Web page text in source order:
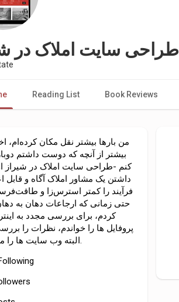
طراحی سایت املاک در
Reading List Book Reviews
من بارها بیشتر نقل مکان کرده‌ام،
بیشتر از آنچه که دوست داشتم
کنم -طراحی سایت املاک در شیراز
داشتن یک مشاور املاک آگاه و قابل
فرآیند را کمتر استرس‌زا و
حتی زمانی که ارجاعات دهان به
کردم، برای بررسی مجدد به
پروفایل ها را خواندم، نظرات را
البته وب سایت ها را مرور کردم.